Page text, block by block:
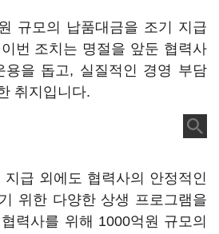
규모의 납품대금을 조기 지급
번 조치는 명절을 앞둔 협력사
용을 돕고, 실질적인 경영 부담
취지입니다.
급 외에도 협력사의 안정적인
위한 다양한 상생 프로그램을
력사를 위해 1000억원 규모의